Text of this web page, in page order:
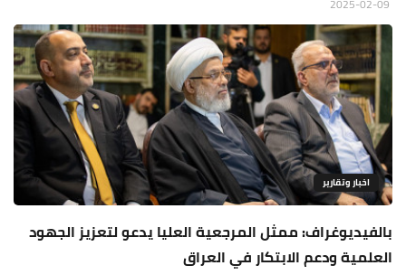
اخبار وتقارير
بالفيديوغراف: ممثل المرجعية العليا يدعو لتعزيز الجهود
العلمية ودعم الابتكار في العراق